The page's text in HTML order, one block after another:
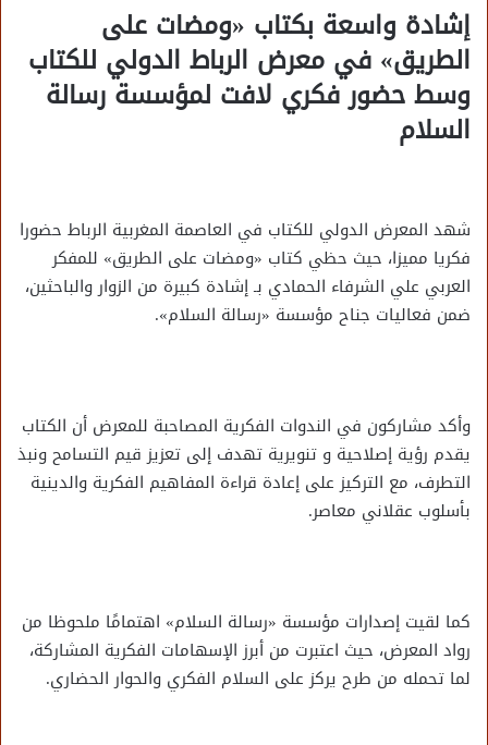
إشادة واسعة بكتاب «ومضات على
الطريق» في معرض الرباط الدولي للكتاب
وسط حضور فكري لافت لمؤسسة رسالة
السلام
شهد المعرض الدولي للكتاب في العاصمة المغربية الرباط حضورا
فكريا مميزا، حيث حظي كتاب «ومضات على الطريق» للمفكر
العربي علي الشرفاء الحمادي بـ إشادة كبيرة من الزوار والباحثين،
ضمن فعاليات جناح مؤسسة «رسالة السلام».
وأكد مشاركون في الندوات الفكرية المصاحبة للمعرض أن الكتاب
يقدم رؤية إصلاحية و تنويرية تهدف إلى تعزيز قيم التسامح ونبذ
التطرف، مع التركيز على إعادة قراءة المفاهيم الفكرية والدينية
بأسلوب عقلاني معاصر.
كما لقيت إصدارات مؤسسة «رسالة السلام» اهتمامًا ملحوظا من
رواد المعرض، حيث اعتبرت من أبرز الإسهامات الفكرية المشاركة،
لما تحمله من طرح يركز على السلام الفكري والحوار الحضاري.